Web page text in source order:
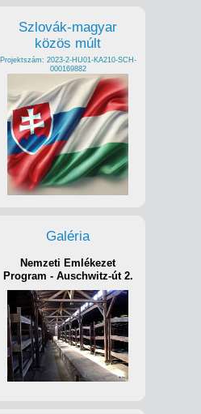
Szlovák-magyar
közös múlt
Projektszám: 2023-2-HU01-KA210-SCH-
000169882
Galéria
Nemzeti Emlékezet
Program - Auschwitz-út 2.